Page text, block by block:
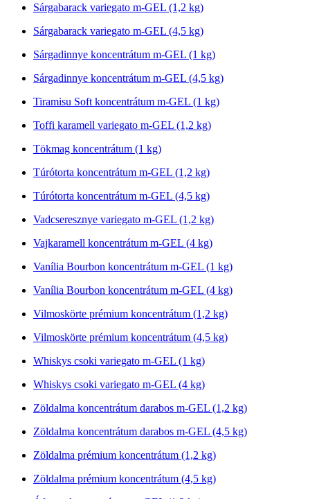
Sárgabarack variegato m-GEL (1,2 kg)
Sárgabarack variegato m-GEL (4,5 kg)
Sárgadinnye koncentrátum m-GEL (1 kg)
Sárgadinnye koncentrátum m-GEL (4,5 kg)
Tiramisu Soft koncentrátum m-GEL (1 kg)
Toffi karamell variegato m-GEL (1,2 kg)
Tökmag koncentrátum (1 kg)
Túrótorta koncentrátum m-GEL (1,2 kg)
Túrótorta koncentrátum m-GEL (4,5 kg)
Vadcseresznye variegato m-GEL (1,2 kg)
Vajkaramell koncentrátum m-GEL (4 kg)
Vanília Bourbon koncentrátum m-GEL (1 kg)
Vanília Bourbon koncentrátum m-GEL (4 kg)
Vilmoskörte prémium koncentrátum (1,2 kg)
Vilmoskörte prémium koncentrátum (4,5 kg)
Whiskys csoki variegato m-GEL (1 kg)
Whiskys csoki variegato m-GEL (4 kg)
Zöldalma koncentrátum darabos m-GEL (1,2 kg)
Zöldalma koncentrátum darabos m-GEL (4,5 kg)
Zöldalma prémium koncentrátum (1,2 kg)
Zöldalma prémium koncentrátum (4,5 kg)